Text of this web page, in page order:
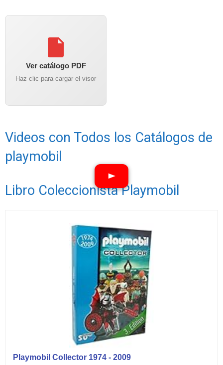
Ver catálogo PDF
Haz clic para cargar el visor
Videos con Todos los Catálogos de
playmobil
Libro Coleccionista Playmobil
Playmobil Collector 1974 - 2009